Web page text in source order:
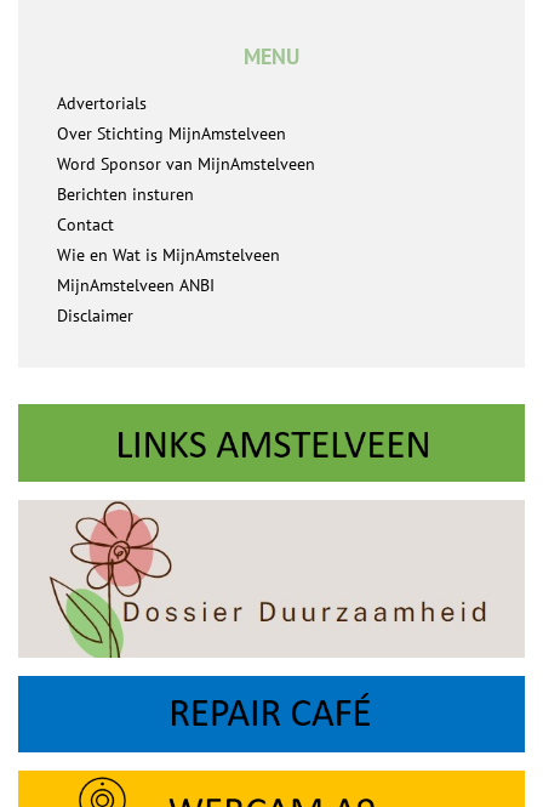
MENU
Advertorials
Over Stichting MijnAmstelveen
Word Sponsor van MijnAmstelveen
Berichten insturen
Contact
Wie en Wat is MijnAmstelveen
MijnAmstelveen ANBI
Disclaimer